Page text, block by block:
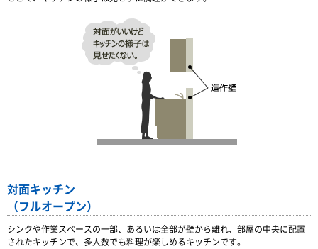
対面キッチン
（フルオープン）
シンクや作業スペースの一部、あるいは全部が壁から離れ、部屋の中央に配置
されたキッチンで、多人数でも料理が楽しめるキッチンです。